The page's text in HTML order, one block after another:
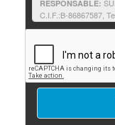
RESPONSABLE:
C.I.F.:B-86867587,
su solicitud de
cualquier otra
interés relativa a
de nuestra